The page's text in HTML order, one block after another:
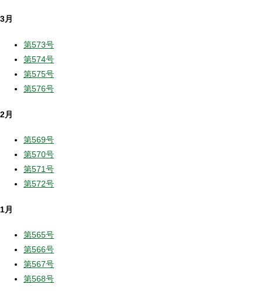
3月
第573号
第574号
第575号
第576号
2月
第569号
第570号
第571号
第572号
1月
第565号
第566号
第567号
第568号